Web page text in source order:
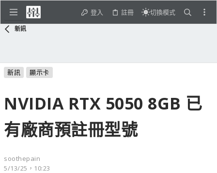
登入 註冊 切換模式
新訊
新訊 顯示卡
NVIDIA RTX 5050 8GB 已
有廠商預註冊型號
soothepain
5/13/25，10:23